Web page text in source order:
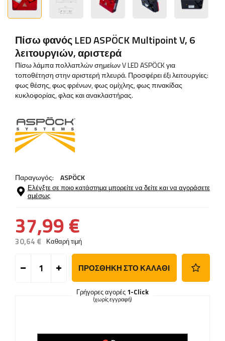
Πίσω φανός LED ASPÖCK Multipoint V, 6
λειτουργιών, αριστερά
Πίσω λάμπα πολλαπλών σημείων V LED ASPÖCK για
τοποθέτηση στην αριστερή πλευρά. Προσφέρει έξι λειτουργίες:
φως θέσης, φως φρένων, φως ομίχλης, φως πινακίδας
κυκλοφορίας, φλας και ανακλαστήρας.
Παραγωγός: ASPÖCK
Ελέγξτε σε ποιο κατάστημα μπορείτε να δείτε και να αγοράσετε
αμέσως
37,99 €
30,64 € Καθαρή τιμή
ΠΡΟΣΘΉΚΗ ΣΤΟ ΚΑΛΆΘΙ
Γρήγορες αγορές 1-Click
(χωρίς εγγραφή)